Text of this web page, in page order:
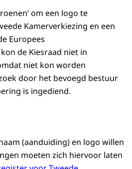
om een logo te
Kamerverkiezing en een
Europees
de Kiesraad niet in
niet kon worden
door het bevoegd bestuur
is ingediend.
(aanduiding) en logo willen
moeten zich hiervoor laten